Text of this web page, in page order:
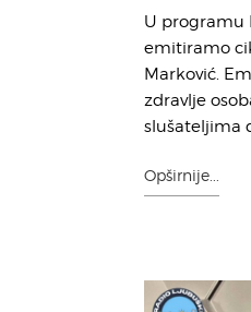
U programu
emitiramo
Marković.
zdravlje
slušateljima
Opširnije...